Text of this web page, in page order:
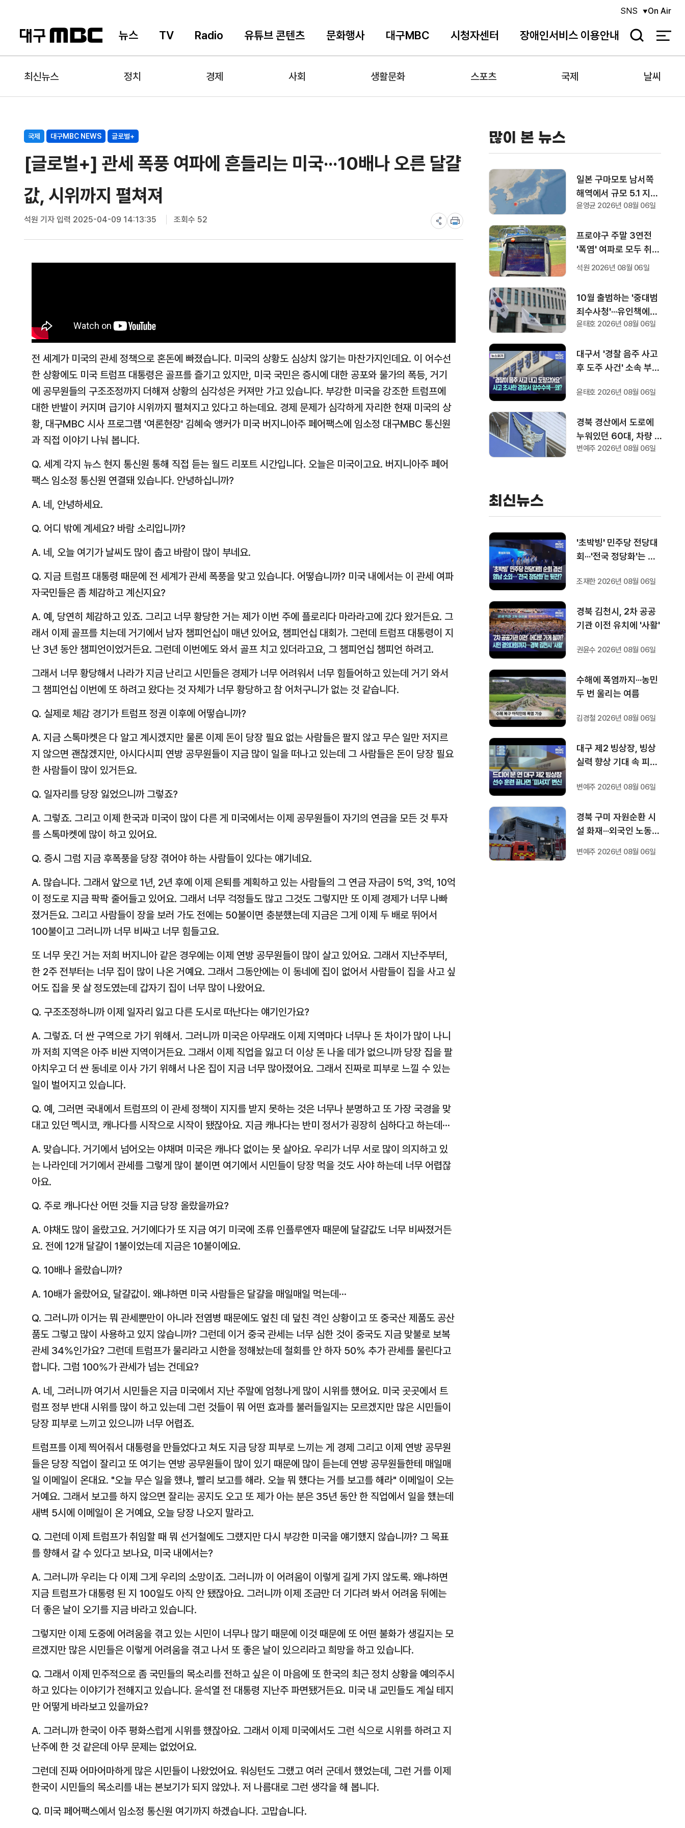
뉴스 TV Radio 유튜브 콘텐츠 문화행사 대구MBC 시청자센터 장애인서비스 이용안내
SNS On Air
검
최신뉴스 정치 경제 사회 생활문화 스포츠 국제 날씨
국제 대구MBC NEWS 글로벌+
[글로벌+] 관세 폭풍 여파에 흔들리는 미국···10배나 오른 달걀
값, 시위까지 펼쳐져
석원 기자입력 2025-04-09 14:13:35 조회수 52
전 세계가 미국의 관세 정책으로 혼돈에 빠졌습니다. 미국의 상황도 심상치 않기는 마찬가지인데요. 이 어수선
한 상황에도 미국 트럼프 대통령은 골프를 즐기고 있지만, 미국 국민은 증시에 대한 공포와 물가의 폭등, 거기
에 공무원들의 구조조정까지 더해져 상황의 심각성은 커져만 가고 있습니다. 부강한 미국을 강조한 트럼프에
대한 반발이 커지며 급기야 시위까지 펼쳐지고 있다고 하는데요. 경제 문제가 심각하게 자리한 현재 미국의 상
황, 대구MBC 시사 프로그램 '여론현장' 김혜숙 앵커가 미국 버지니아주 페어팩스에 임소정 대구MBC 통신원
과 직접 이야기 나눠 봅니다.
Q. 세계 각지 뉴스 현지 통신원 통해 직접 듣는 월드 리포트 시간입니다. 오늘은 미국이고요. 버지니아주 페어
팩스 임소정 통신원 연결돼 있습니다. 안녕하십니까?
A. 네, 안녕하세요.
Q. 어디 밖에 계세요? 바람 소리입니까?
A. 네, 오늘 여기가 날씨도 많이 춥고 바람이 많이 부네요.
Q. 지금 트럼프 대통령 때문에 전 세계가 관세 폭풍을 맞고 있습니다. 어떻습니까? 미국 내에서는 이 관세 여파
자국민들은 좀 체감하고 계신지요?
A. 예, 당연히 체감하고 있죠. 그리고 너무 황당한 거는 제가 이번 주에 플로리다 마라라고에 갔다 왔거든요. 그
래서 이제 골프를 치는데 거기에서 남자 챔피언십이 매년 있어요, 챔피언십 대회가. 그런데 트럼프 대통령이 지
난 3년 동안 챔피언이었거든요. 그런데 이번에도 와서 골프 치고 있더라고요, 그 챔피언십 챔피언 하려고.
그래서 너무 황당해서 나라가 지금 난리고 시민들은 경제가 너무 어려워서 너무 힘들어하고 있는데 거기 와서
그 챔피언십 이번에 또 하려고 왔다는 것 자체가 너무 황당하고 참 어처구니가 없는 것 같습니다.
Q. 실제로 체감 경기가 트럼프 정권 이후에 어떻습니까?
A. 지금 스톡마켓은 다 알고 계시겠지만 물론 이제 돈이 당장 필요 없는 사람들은 팔지 않고 무슨 일만 저지르
지 않으면 괜찮겠지만, 아시다시피 연방 공무원들이 지금 많이 일을 떠나고 있는데 그 사람들은 돈이 당장 필요
한 사람들이 많이 있거든요.
Q. 일자리를 당장 잃었으니까 그렇죠?
A. 그렇죠. 그리고 이제 한국과 미국이 많이 다른 게 미국에서는 이제 공무원들이 자기의 연금을 모든 것 투자
를 스톡마켓에 많이 하고 있어요.
Q. 증시 그럼 지금 후폭풍을 당장 겪어야 하는 사람들이 있다는 얘기네요.
A. 많습니다. 그래서 앞으로 1년, 2년 후에 이제 은퇴를 계획하고 있는 사람들의 그 연금 자금이 5억, 3억, 10억
이 정도로 지금 팍팍 줄어들고 있어요. 그래서 너무 걱정들도 많고 그것도 그렇지만 또 이제 경제가 너무 나빠
졌거든요. 그리고 사람들이 장을 보러 가도 전에는 50불이면 충분했는데 지금은 그게 이제 두 배로 뛰어서
100불이고 그러니까 너무 비싸고 너무 힘들고요.
또 너무 웃긴 거는 저희 버지니아 같은 경우에는 이제 연방 공무원들이 많이 살고 있어요. 그래서 지난주부터,
한 2주 전부터는 너무 집이 많이 나온 거예요. 그래서 그동안에는 이 동네에 집이 없어서 사람들이 집을 사고 싶
어도 집을 못 살 정도였는데 갑자기 집이 너무 많이 나왔어요.
Q. 구조조정하니까 이제 일자리 잃고 다른 도시로 떠난다는 얘기인가요?
A. 그렇죠. 더 싼 구역으로 가기 위해서. 그러니까 미국은 아무래도 이제 지역마다 너무나 돈 차이가 많이 나니
까 저희 지역은 아주 비싼 지역이거든요. 그래서 이제 직업을 잃고 더 이상 돈 나올 데가 없으니까 당장 집을 팔
아치우고 더 싼 동네로 이사 가기 위해서 나온 집이 지금 너무 많아졌어요. 그래서 진짜로 피부로 느낄 수 있는
일이 벌어지고 있습니다.
Q. 예, 그러면 국내에서 트럼프의 이 관세 정책이 지지를 받지 못하는 것은 너무나 분명하고 또 가장 국경을 맞
대고 있던 멕시코, 캐나다를 시작으로 시작이 됐잖아요. 지금 캐나다는 반미 정서가 굉장히 심하다고 하는데···
A. 맞습니다. 거기에서 넘어오는 야채며 미국은 캐나다 없이는 못 살아요. 우리가 너무 서로 많이 의지하고 있
는 나라인데 거기에서 관세를 그렇게 많이 붙이면 여기에서 시민들이 당장 먹을 것도 사야 하는데 너무 어렵잖
아요.
Q. 주로 캐나다산 어떤 것들 지금 당장 올랐을까요?
A. 야채도 많이 올랐고요. 거기에다가 또 지금 여기 미국에 조류 인플루엔자 때문에 달걀값도 너무 비싸졌거든
요. 전에 12개 달걀이 1불이었는데 지금은 10불이에요.
Q. 10배나 올랐습니까?
A. 10배가 올랐어요, 달걀값이. 왜냐하면 미국 사람들은 달걀을 매일매일 먹는데···
Q. 그러니까 이거는 뭐 관세뿐만이 아니라 전염병 때문에도 엎친 데 덮친 격인 상황이고 또 중국산 제품도 공산
품도 그렇고 많이 사용하고 있지 않습니까? 그런데 이거 중국 관세는 너무 심한 것이 중국도 지금 맞불로 보복
관세 34%인가요? 그런데 트럼프가 물리라고 시한을 정해놨는데 철회를 안 하자 50% 추가 관세를 물린다고
합니다. 그럼 100%가 관세가 넘는 건데요?
A. 네, 그러니까 여기서 시민들은 지금 미국에서 지난 주말에 엄청나게 많이 시위를 했어요. 미국 곳곳에서 트
럼프 정부 반대 시위를 많이 하고 있는데 그런 것들이 뭐 어떤 효과를 불러들일지는 모르겠지만 많은 시민들이
당장 피부로 느끼고 있으니까 너무 어렵죠.
트럼프를 이제 찍어줘서 대통령을 만들었다고 쳐도 지금 당장 피부로 느끼는 게 경제 그리고 이제 연방 공무원
들은 당장 직업이 잘리고 또 여기는 연방 공무원들이 많이 있기 때문에 많이 듣는데 연방 공무원들한테 매일매
일 이메일이 온대요. "오늘 무슨 일을 했냐, 빨리 보고를 해라. 오늘 뭐 했다는 거를 보고를 해라" 이메일이 오는
거예요. 그래서 보고를 하지 않으면 잘리는 공지도 오고 또 제가 아는 분은 35년 동안 한 직업에서 일을 했는데
새벽 5시에 이메일이 온 거예요, 오늘 당장 나오지 말라고.
Q. 그런데 이제 트럼프가 취임할 때 뭐 선거철에도 그랬지만 다시 부강한 미국을 얘기했지 않습니까? 그 목표
를 향해서 갈 수 있다고 보나요, 미국 내에서는?
A. 그러니까 우리는 다 이제 그게 우리의 소망이죠. 그러니까 이 어려움이 이렇게 길게 가지 않도록. 왜냐하면
지금 트럼프가 대통령 된 지 100일도 아직 안 됐잖아요. 그러니까 이제 조금만 더 기다려 봐서 어려움 뒤에는
더 좋은 날이 오기를 지금 바라고 있습니다.
그렇지만 이제 도중에 어려움을 겪고 있는 시민이 너무나 많기 때문에 이것 때문에 또 어떤 불화가 생길지는 모
르겠지만 많은 시민들은 이렇게 어려움을 겪고 나서 또 좋은 날이 있으리라고 희망을 하고 있습니다.
Q. 그래서 이제 민주적으로 좀 국민들의 목소리를 전하고 싶은 이 마음에 또 한국의 최근 정치 상황을 예의주시
하고 있다는 이야기가 전해지고 있습니다. 윤석열 전 대통령 지난주 파면됐거든요. 미국 내 교민들도 계실 테지
만 어떻게 바라보고 있을까요?
A. 그러니까 한국이 아주 평화스럽게 시위를 했잖아요. 그래서 이제 미국에서도 그런 식으로 시위를 하려고 지
난주에 한 것 같은데 아무 문제는 없었어요.
그런데 진짜 어마어마하게 많은 시민들이 나왔었어요. 워싱턴도 그랬고 여러 군데서 했었는데, 그런 거를 이제
한국이 시민들의 목소리를 내는 본보기가 되지 않았나. 저 나름대로 그런 생각을 해 봅니다.
Q. 미국 페어팩스에서 임소정 통신원 여기까지 하겠습니다. 고맙습니다.
많이 본 뉴스
일본 구마모토 남서쪽
해역에서 규모 5.1 지진
발생
윤영균 2026년 08월 06일
프로야구 주말 3연전
'폭염' 여파로 모두 취소
···다음 주 화요일부터 오
석원 2026년 08월 06일
10월 출범하는 '중대범
죄수사청'···유인책에도
검사들 반응 '미지근'
윤태호 2026년 08월 06일
대구서 '경찰 음주 사고
후 도주 사건' 소속 부서·
윤태호 2026년 08월 06일
경북 경산에서 도로에
누워있던 60대, 차량 2
대에 잇따라 치여 숨져
변예주 2026년 08월 06일
최신뉴스
'초박빙' 민주당 전당대
회···'전국 정당화'는 뒷
조재한 2026년 08월 06일
경북 김천시, 2차 공공
기관 이전 유치에 '사활'
권윤수 2026년 08월 06일
수해에 폭염까지···농민
두 번 울리는 여름
김경철 2026년 08월 06일
대구 제2 빙상장, 빙상
실력 향상 기대 속 피서
변예주 2026년 08월 06일
경북 구미 자원순환 시
설 화재···외국인 노동자
변예주 2026년 08월 06일